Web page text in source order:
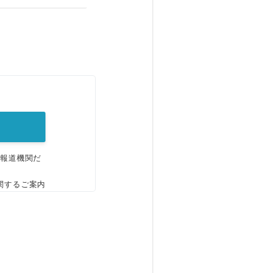
道機関だ
するご案内